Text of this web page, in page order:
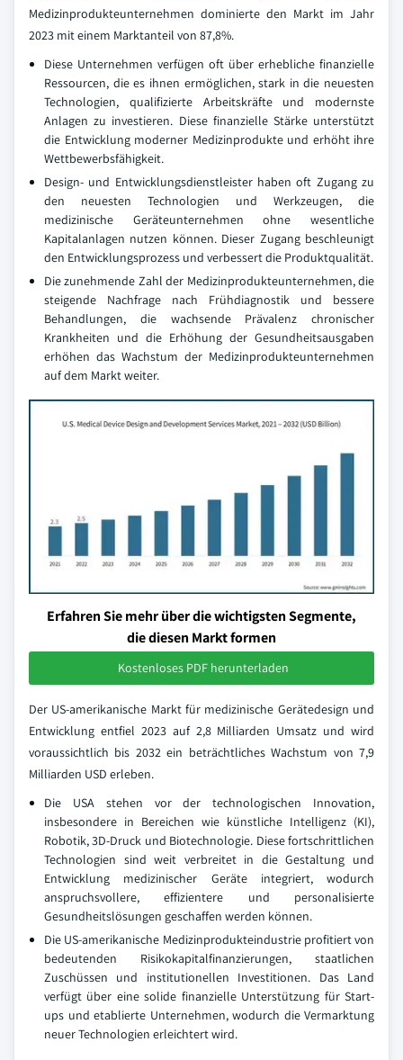
Medizinprodukteunternehmen dominierte den Markt im Jahr
2023 mit einem Marktanteil von 87,8%.
Diese Unternehmen verfügen oft über erhebliche finanzielle
Ressourcen, die es ihnen ermöglichen, stark in die neuesten
Technologien, qualifizierte Arbeitskräfte und modernste
Anlagen zu investieren. Diese finanzielle Stärke unterstützt
die Entwicklung moderner Medizinprodukte und erhöht ihre
Wettbewerbsfähigkeit.
Design- und Entwicklungsdienstleister haben oft Zugang zu
den neuesten Technologien und Werkzeugen, die
medizinische Geräteunternehmen ohne wesentliche
Kapitalanlagen nutzen können. Dieser Zugang beschleunigt
den Entwicklungsprozess und verbessert die Produktqualität.
Die zunehmende Zahl der Medizinprodukteunternehmen, die
steigende Nachfrage nach Frühdiagnostik und bessere
Behandlungen, die wachsende Prävalenz chronischer
Krankheiten und die Erhöhung der Gesundheitsausgaben
erhöhen das Wachstum der Medizinprodukteunternehmen
auf dem Markt weiter.
Erfahren Sie mehr über die wichtigsten Segmente,
die diesen Markt formen
Kostenloses PDF herunterladen
Der US-amerikanische Markt für medizinische Gerätedesign und
Entwicklung entfiel 2023 auf 2,8 Milliarden Umsatz und wird
voraussichtlich bis 2032 ein beträchtliches Wachstum von 7,9
Milliarden USD erleben.
Die USA stehen vor der technologischen Innovation,
insbesondere in Bereichen wie künstliche Intelligenz (KI),
Robotik, 3D-Druck und Biotechnologie. Diese fortschrittlichen
Technologien sind weit verbreitet in die Gestaltung und
Entwicklung medizinischer Geräte integriert, wodurch
anspruchsvollere, effizientere und personalisierte
Gesundheitslösungen geschaffen werden können.
Die US-amerikanische Medizinprodukteindustrie profitiert von
bedeutenden Risikokapitalfinanzierungen, staatlichen
Zuschüssen und institutionellen Investitionen. Das Land
verfügt über eine solide finanzielle Unterstützung für Start-
ups und etablierte Unternehmen, wodurch die Vermarktung
neuer Technologien erleichtert wird.